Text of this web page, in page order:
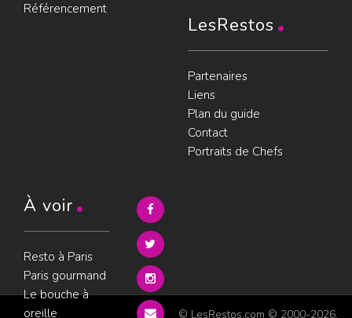
Référencement
LesRestos
Partenaires
Liens
Plan du guide
Contact
Portraits de Chefs
À voir
Resto à Paris
Paris gourmand
Le bouche à
oreille
© LesRestos.com © 2000-2026.